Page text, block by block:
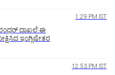
1:29 PM IST
ದಾಖಲೆ:ಈ
ಇಂಗ್ಲಿಷೇತರ
12:53 PM IST